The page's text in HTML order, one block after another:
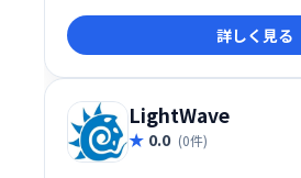
クフローを同僚と共有するのに
カーブを作成するグルーミングツ
詳しく見る
LightWave
0.0 (0件)